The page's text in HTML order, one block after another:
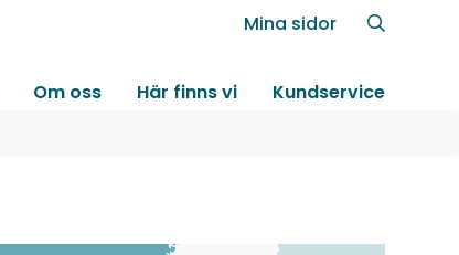
Mina sidor
Om oss Här finns vi Kundservice